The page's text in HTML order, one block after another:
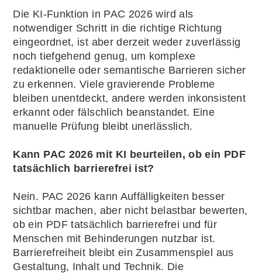
Die KI-Funktion in PAC 2026 wird als
notwendiger Schritt in die richtige Richtung
eingeordnet, ist aber derzeit weder zuverlässig
noch tiefgehend genug, um komplexe
redaktionelle oder semantische Barrieren sicher
zu erkennen. Viele gravierende Probleme
bleiben unentdeckt, andere werden inkonsistent
erkannt oder fälschlich beanstandet. Eine
manuelle Prüfung bleibt unerlässlich.
Kann PAC 2026 mit KI beurteilen, ob ein PDF
tatsächlich barrierefrei ist?
Nein. PAC 2026 kann Auffälligkeiten besser
sichtbar machen, aber nicht belastbar bewerten,
ob ein PDF tatsächlich barrierefrei und für
Menschen mit Behinderungen nutzbar ist.
Barrierefreiheit bleibt ein Zusammenspiel aus
Gestaltung, Inhalt und Technik. Die